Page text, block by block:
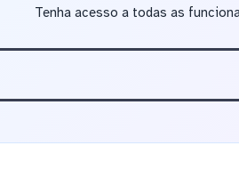
Tenha acesso a todas as